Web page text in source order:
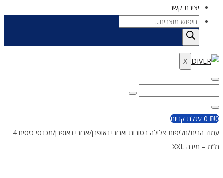
יצירת קשר
Products
search
X
Enter
Keywordfor:
Close
₪0
0 עגלת קניות
עמוד הבית/חליפות צלילה רטובות ואבזרי נאופרן/אבזרי נאופרן/
מכנסי כיסים 4
מ”מ – מידה XXL